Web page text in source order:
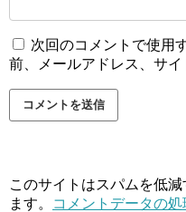
次回のコメントで使用
前、メールアドレス、サイ
このサイトはスパムを低
ます。
コメントデータの